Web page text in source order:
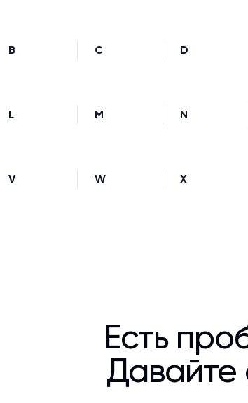
B C D
L M N
V W X
Есть
Давайте